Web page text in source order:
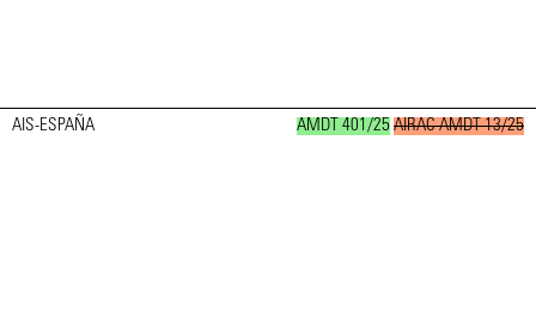
AIS-ESPAÑA AMDT 401/25 AIRAC AMDT 13/25